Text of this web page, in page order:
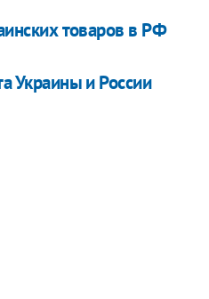
товаров в РФ
Украины и России